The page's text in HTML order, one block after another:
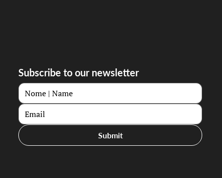
Subscribe to our newsletter
Submit